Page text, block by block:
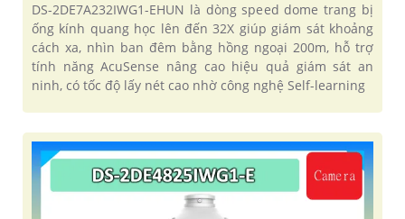
DS-2DE7A232IWG1-EHUN là dòng speed dome trang bị
ống kính quang học lên đến 32X giúp giám sát khoảng
cách xa, nhìn ban đêm bằng hồng ngoại 200m, hỗ trợ
tính năng AcuSense nâng cao hiệu quả giám sát an
ninh, có tốc độ lấy nét cao nhờ công nghệ Self-learning